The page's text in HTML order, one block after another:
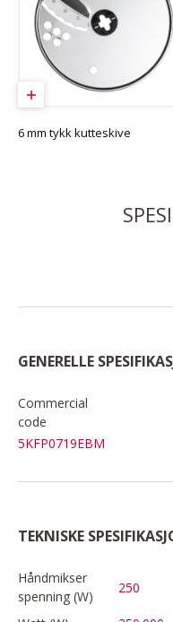
6 mm tykk kutteskive
GENERELLE
Commercial
code
5KFP0719EBM
TEKNISKE
Håndmikser
spenning (W)
250